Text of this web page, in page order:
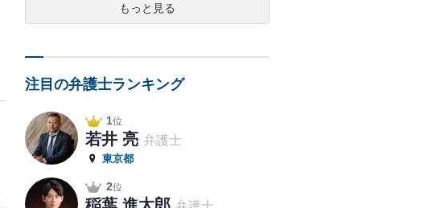
もっと見る
注目の弁護士ランキング
1位
若井 亮 弁護士
東京都
2位